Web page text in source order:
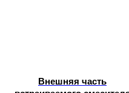
Внешняя часть